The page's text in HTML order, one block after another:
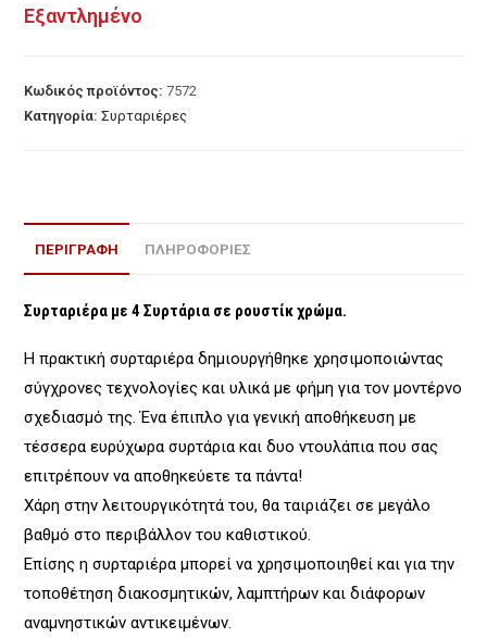
Εξαντλημένο
Κωδικός προϊόντος:7572
Κατηγορία:Συρταριέρες
ΠΕΡΙΓΡΑΦΉ ΠΛΗΡΟΦΟΡΙΕΣ
Συρταριέρα με 4 Συρτάρια σε ρουστίκ χρώμα.
Η πρακτική συρταριέρα δημιουργήθηκε χρησιμοποιώντας
σύγχρονες τεχνολογίες και υλικά με φήμη για τον μοντέρνο
σχεδιασμό της. Ένα έπιπλο για γενική αποθήκευση με
τέσσερα ευρύχωρα συρτάρια και δυο ντουλάπια που σας
επιτρέπουν να αποθηκεύετε τα πάντα!
Χάρη στην λειτουργικότητά του, θα ταιριάζει σε μεγάλο
βαθμό στο περιβάλλον του καθιστικού.
Επίσης η συρταριέρα μπορεί να χρησιμοποιηθεί και για την
τοποθέτηση διακοσμητικών, λαμπτήρων και διάφορων
αναμνηστικών αντικειμένων.